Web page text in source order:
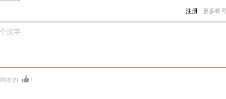
注册 更多帐
汉字
友的 ！